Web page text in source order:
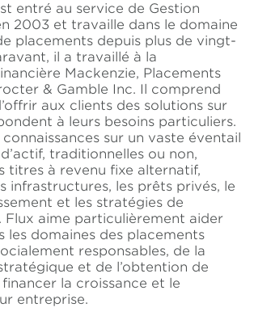
entré au service de Gestion
2003 et travaille dans le domaine
placements depuis plus de vingt-
il a travaillé à la
Mackenzie, Placements
& Gamble Inc. Il comprend
aux clients des solutions sur
à leurs besoins particuliers.
sur un vaste éventail
traditionnelles ou non,
titres à revenu fixe alternatif,
infrastructures, les prêts privés, le
et les stratégies de
Flux aime particulièrement aider
les domaines des placements
responsables, de la
et de l’obtention de
la croissance et le
entreprise.